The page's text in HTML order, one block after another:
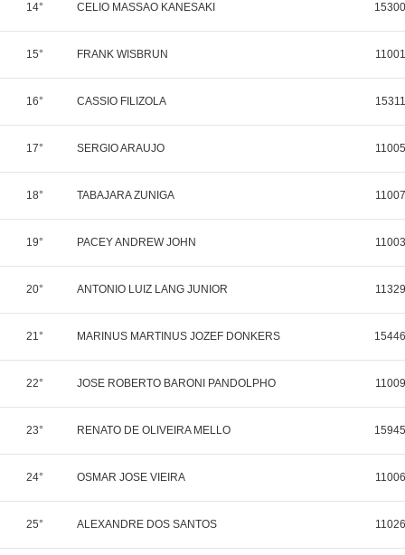
14° CELIO MASSAO KANESAKI
15° FRANK WISBRUN
16° CASSIO FILIZOLA
17° SERGIO ARAUJO
18° TABAJARA ZUNIGA
19° PACEY ANDREW JOHN
20° ANTONIO LUIZ LANG JUNIOR
21° MARINUS MARTINUS JOZEF DONKERS
22° JOSE ROBERTO BARONI PANDOLPHO
23° RENATO DE OLIVEIRA MELLO
24° OSMAR JOSE VIEIRA
25° ALEXANDRE DOS SANTOS